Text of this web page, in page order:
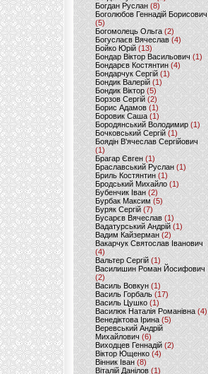
Богдан Руслан(8)
Боголюбов Геннадій Борисович
(5)
Богомолець Ольга (2)
Богуслаєв Вячеслав (4)
Бойко Юрій (13)
Бондар Віктор Васильович (1)
Бондарєв Костянтин (4)
Бондарчук Сергій(1)
Бондик Валерій (1)
Бондик Віктор(5)
Борзов Сергiй (2)
Борис Адамов(1)
Боровик Саша (1)
Бородянський Володимир (1)
Бочковський Сергій (1)
Боядін В'ячеслав Сергійович
(1)
Брагар Євген (1)
Браславський Руслан (1)
Бриль Костянтин (1)
Бродський Михайло (1)
Бубенчик Іван(2)
Бурбак Максим (5)
Буряк Сергій (7)
Бусарєв Вячеслав (1)
Вадатурський Андрій (1)
Вадим Кайзерман (2)
Вакарчук Святослав Іванович
(4)
Вальтер Сергій (1)
Василишин Роман Йосифович
(2)
Василь Вовкун (1)
Василь Горбаль (17)
Василь Цушко (1)
Василюк Наталія Романівна (4)
Венедіктова Ірина(5)
Веревський Андрій
Михайлович (6)
Виходцев Геннадій (2)
Віктор Ющенко (4)
Вінник Іван (8)
Віталій Данілов (1)